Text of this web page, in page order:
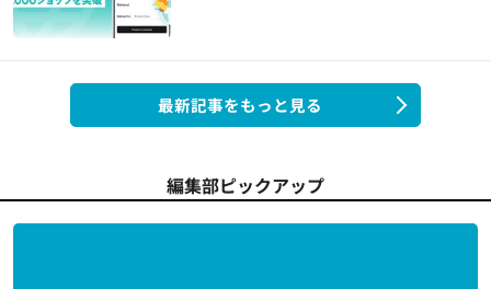
最新記事をもっと見る
編集部ピックアップ